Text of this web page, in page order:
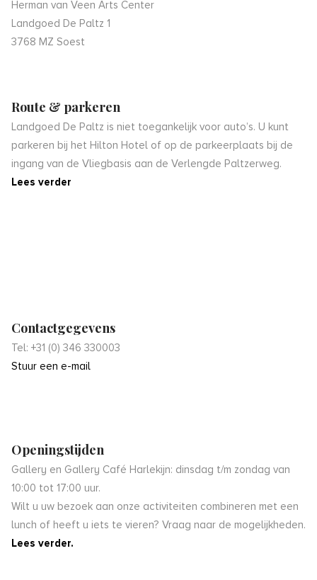
Herman van Veen Arts Center
Landgoed De Paltz 1
3768 MZ Soest
Route & parkeren
Landgoed De Paltz is niet toegankelijk voor auto’s. U kunt
parkeren bij het Hilton Hotel of op de parkeerplaats bij de
ingang van de Vliegbasis aan de Verlengde Paltzerweg.
Lees verder
Contactgegevens
Tel: +31 (0) 346 330003
Stuur een e-mail
Openingstijden
Gallery en Gallery Café Harlekijn: dinsdag t/m zondag van
10:00 tot 17:00 uur.
Wilt u uw bezoek aan onze activiteiten combineren met een
lunch of heeft u iets te vieren? Vraag naar de mogelijkheden.
Lees verder.